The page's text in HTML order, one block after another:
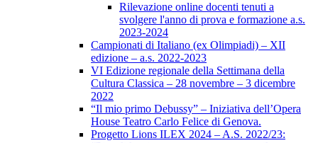
Rilevazione online docenti tenuti a
svolgere l'anno di prova e formazione a.s.
2023-2024
Campionati di Italiano (ex Olimpiadi) – XII
edizione – a.s. 2022-2023
VI Edizione regionale della Settimana della
Cultura Classica – 28 novembre – 3 dicembre
2022
“Il mio primo Debussy” – Iniziativa dell’Opera
House Teatro Carlo Felice di Genova.
Progetto Lions ILEX 2024 – A.S. 2022/23: